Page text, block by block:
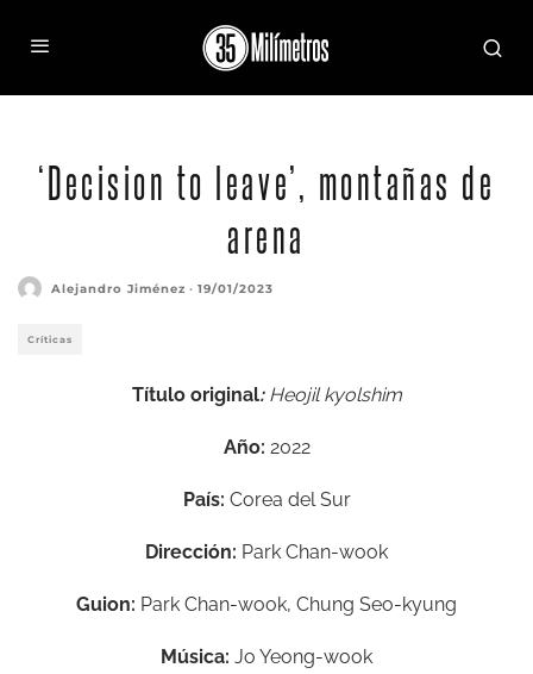
‘Decision to leave’, montañas de
arena
Alejandro Jiménez · 19/01/2023
Críticas
Título original: Heojil kyolshim
Año: 2022
País: Corea del Sur
Dirección: Park Chan-wook
Guion: Park Chan-wook, Chung Seo-kyung
Música: Jo Yeong-wook